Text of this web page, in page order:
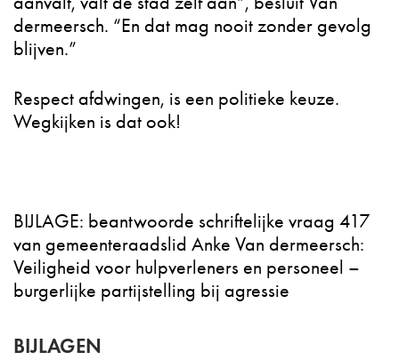
dermeersch. “En dat mag nooit zonder gevolg
blijven.”
Respect afdwingen, is een politieke keuze.
Wegkijken is dat ook!
BIJLAGE: beantwoorde schriftelijke vraag 417
van gemeenteraadslid Anke Van dermeersch:
Veiligheid voor hulpverleners en personeel –
burgerlijke partijstelling bij agressie
BIJLAGEN